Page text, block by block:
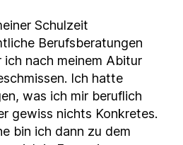
Schulzeit
Berufsberatungen
nach meinem Abitur
Ich hatte
was ich mir beruflich
gewiss nichts Konkretes.
bin ich dann zu dem